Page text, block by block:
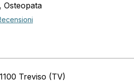
Osteopata
Treviso (TV)